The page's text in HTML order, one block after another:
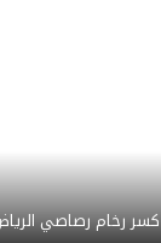
كسر رخام رصاصي